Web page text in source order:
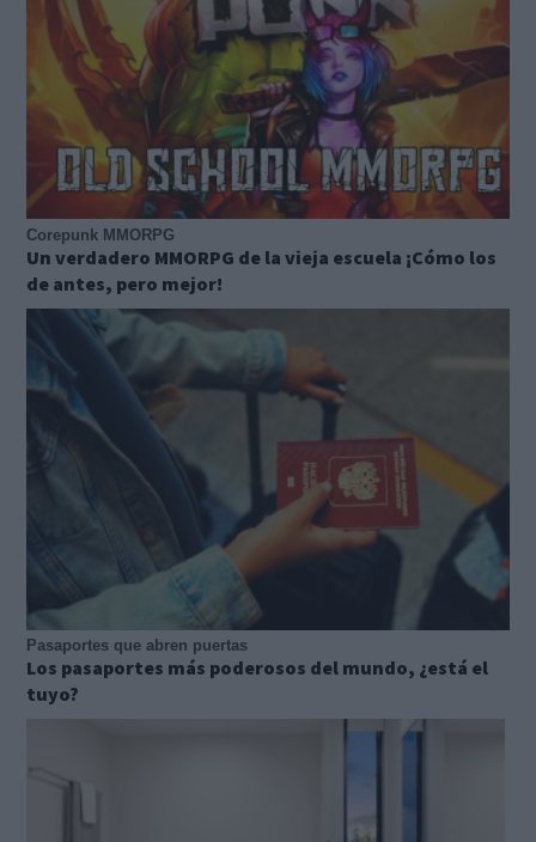
Corepunk MMORPG
Un verdadero MMORPG de la vieja escuela ¡Cómo los
de antes, pero mejor!
Pasaportes que abren puertas
Los pasaportes más poderosos del mundo, ¿está el
tuyo?